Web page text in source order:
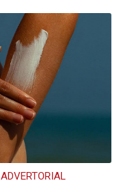
ADVERTORIAL